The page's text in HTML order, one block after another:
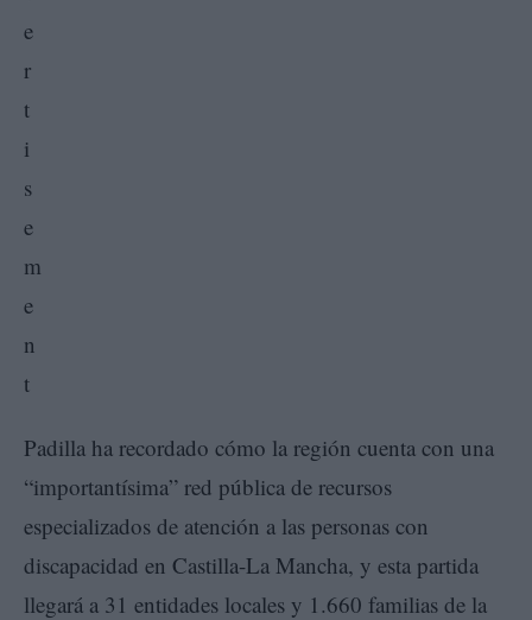
Padilla ha recordado cómo la región cuenta con una
“importantísima” red pública de recursos
especializados de atención a las personas con
discapacidad en Castilla-La Mancha, y esta partida
llegará a 31 entidades locales y 1.660 familias de la